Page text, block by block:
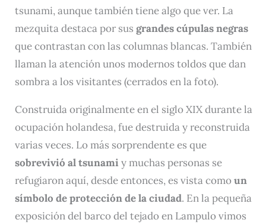
tsunami, aunque también tiene algo que ver. La
mezquita destaca por sus grandes cúpulas negras
que contrastan con las columnas blancas. También
llaman la atención unos modernos toldos que dan
sombra a los visitantes (cerrados en la foto).
Construida originalmente en el siglo XIX durante la
ocupación holandesa, fue destruida y reconstruida
varias veces. Lo más sorprendente es que
sobrevivió al tsunami y muchas personas se
refugiaron aquí, desde entonces, es vista comoun
símbolo de protección de la ciudad. En la pequeña
exposición del barco del tejado en Lampulo vimos